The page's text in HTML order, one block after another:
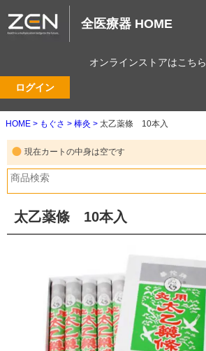
全医療器 HOME
オンラインストアはこちら
ログイン
HOME もぐさ 棒灸 太乙薬條 10本入
現在カートの中身は空です
太乙薬條 10本入